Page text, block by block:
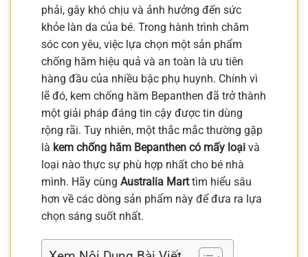
phải, gây khó chịu và ảnh hưởng đến sức
khỏe làn da của bé. Trong hành trình chăm
sóc con yêu, việc lựa chọn một sản phẩm
chống hăm hiệu quả và an toàn là ưu tiên
hàng đầu của nhiều bậc phụ huynh. Chính vì
lẽ đó, kem chống hăm Bepanthen đã trở thành
một giải pháp đáng tin cậy được tin dùng
rộng rãi. Tuy nhiên, một thắc mắc thường gặp
là kem chống hăm Bepanthen có mấy loại và
loại nào thực sự phù hợp nhất cho bé nhà
mình. Hãy cùng Australia Marttìm hiểu sâu
hơn về các dòng sản phẩm này để đưa ra lựa
chọn sáng suốt nhất.